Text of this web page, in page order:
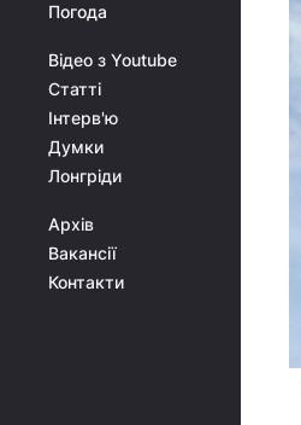
Погода
Відео з Youtube
Статті
Інтерв'ю
Думки
Лонгріди
Архів
Вакансії
Контакти